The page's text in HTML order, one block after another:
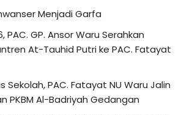
Menjadi Garfa
PAC. GP. Ansor Waru Serahkan
At-Tauhid Putri ke PAC. Fatayat
Sekolah, PAC. Fatayat NU Waru Jalin
PKBM Al-Badriyah Gedangan